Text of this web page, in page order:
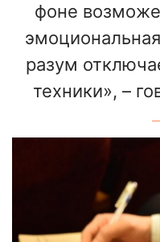
фоне
разум
техники», –